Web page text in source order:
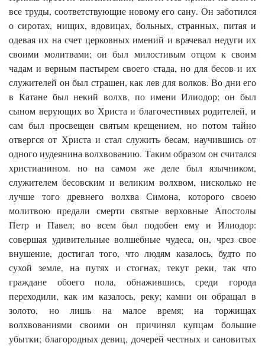
все труды, соответствующие новому его сану. Он заботился
о сиротах, нищих, вдовицах, больных, странных, питая и
одевая их на счет церковных имений и врачевал недуги их
своими молит­вами; он был милостивым отцом к своим
чадам и верным пастырем своего стада, но для бесов и их
служителей он был страшен, как лев для волков. Во дни его
в Катане был некий волхв, по имени Илиодор; он был
сыном верующих во Христа и благочестивых родителей, и
сам был просвещен святым крещением, но потом тайно
отвергся от Христа и стал служить бесам, научившись от
одного иудеянина волхвованию. Таким образом он считался
христианином. но на самом же деле был язычником,
служителем бесовским и великим волхвом, нисколько не
лучше того древнего волхва Си­мона, которого своею
молитвою предали смерти святые верховные Апостолы
Петр и Павел; во всем был подобен ему и Илиодор:
совершая удивительные волшебные чудеса, он, чрез свое
внушение, достигал того, что людям казалось, будто по
сухой земле, на путях и стогнах, текут реки, так что
граждане обо­его пола, обнажившись, среди города
переходили, как им каза­лось, реку; камни он обращал в
золото, но лишь на малое время; на торжищах
волхвованиями своими он причинял купцам большие
убытки; благородных девиц, дочерей честных и сановитых